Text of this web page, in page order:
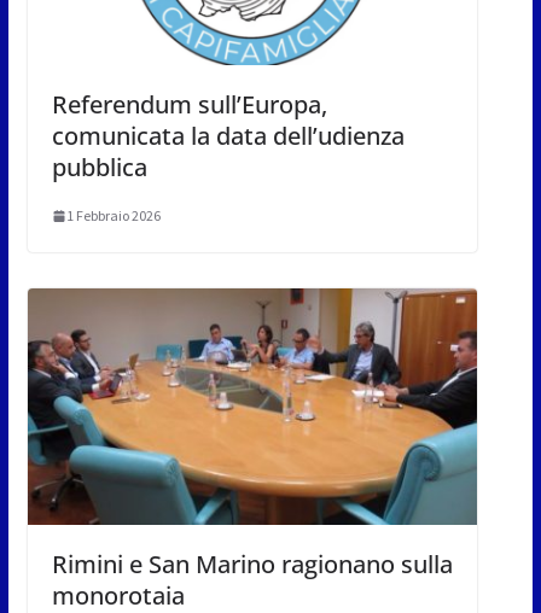
Referendum sull’Europa,
comunicata la data dell’udienza
pubblica
1 Febbraio 2026
Rimini e San Marino ragionano sulla
monorotaia